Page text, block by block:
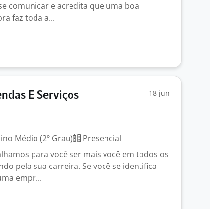
comunicar e acredita que uma boa
faz toda a...
E Serviços 18 jun
Médio (2º Grau)
Presencial
para você ser mais você em todos os
pela sua carreira. Se você se identifica
empr...